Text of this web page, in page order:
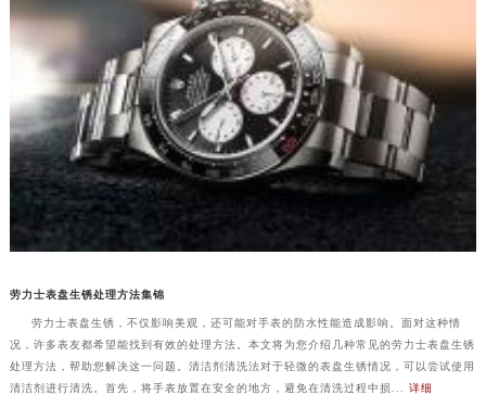
劳力士表盘生锈处理方法集锦
劳力士表盘生锈，不仅影响美观，还可能对手表的防水性能造成影响。面对这种情
况，许多表友都希望能找到有效的处理方法。本文将为您介绍几种常见的劳力士表盘生锈
处理方法，帮助您解决这一问题。清洁剂清洗法对于轻微的表盘生锈情况，可以尝试使用
清洁剂进行清洗。首先，将手表放置在安全的地方，避免在清洗过程中损... 详细